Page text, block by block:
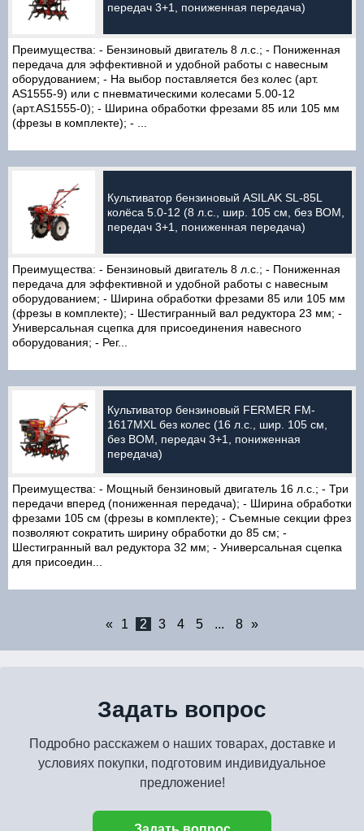
передач 3+1, пониженная передача)
Преимущества: - Бензиновый двигатель 8 л.с.; - Пониженная
передача для эффективной и удобной работы с навесным
оборудованием; - На выбор поставляется без колес (арт.
AS1555-9) или с пневматическими колесами 5.00-12
(арт.AS1555-0); - Ширина обработки фрезами 85 или 105 мм
(фрезы в комплекте); - ...
Культиватор бензиновый ASILAK SL-85L
колёса 5.0-12 (8 л.с., шир. 105 см, без ВОМ,
передач 3+1, пониженная передача)
Преимущества: - Бензиновый двигатель 8 л.с.; - Пониженная
передача для эффективной и удобной работы с навесным
оборудованием; - Ширина обработки фрезами 85 или 105 мм
(фрезы в комплекте); - Шестигранный вал редуктора 23 мм; -
Универсальная сцепка для присоединения навесного
оборудования; - Рег...
Культиватор бензиновый FERMER FM-
1617MXL без колес (16 л.с., шир. 105 см,
без ВОМ, передач 3+1, пониженная
передача)
Преимущества: - Мощный бензиновый двигатель 16 л.с.; - Три
передачи вперед (пониженная передача); - Ширина обработки
фрезами 105 см (фрезы в комплекте); - Съемные секции фрез
позволяют сократить ширину обработки до 85 см; -
Шестигранный вал редуктора 32 мм; - Универсальная сцепка
для присоедин...
« 1 2 3 4 5 ... 8 »
Задать вопрос
Подробно расскажем о наших товарах, доставке и
условиях покупки, подготовим индивидуальное
предложение!